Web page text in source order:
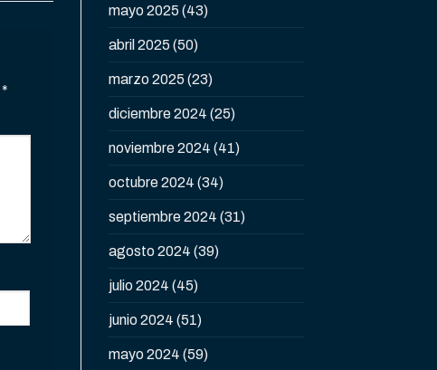
*
mayo 2025 (43)
abril 2025 (50)
marzo 2025 (23)
diciembre 2024 (25)
noviembre 2024 (41)
octubre 2024 (34)
septiembre 2024 (31)
agosto 2024 (39)
julio 2024 (45)
junio 2024 (51)
mayo 2024 (59)